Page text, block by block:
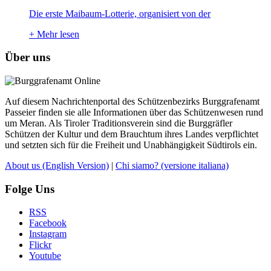
Die erste Maibaum-Lotterie, organisiert von der
+ Mehr lesen
Über uns
Auf diesem Nachrichtenportal des Schützenbezirks Burggrafenamt
Passeier finden sie alle Informationen über das Schützenwesen rund
um Meran. Als Tiroler Traditionsverein sind die Burggräfler
Schützen der Kultur und dem Brauchtum ihres Landes verpflichtet
und setzten sich für die Freiheit und Unabhängigkeit Südtirols ein.
About us (English Version) | Chi siamo? (versione italiana)
Folge Uns
RSS
Facebook
Instagram
Flickr
Youtube